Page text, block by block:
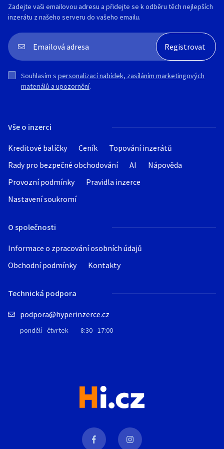
Harmonie kruhů - nadčasová elegance
inspirovaná krásou tvarů a přírody.
Materiál : kvalitní bižuterní slitina ve
zlatém provedení, smaltované prvky
🛒👉 www.ruzne-darky.cz
✨ Lehká, pohodlná a výrazná zároveň
Materiál : kvalitní bižuterní slitina ve
zlatém provedení, smaltované prvky v
jemných pastelových odstínech
🛒👉 www.ruzne-darky.cz
Vše o inzerci
Kreditové balíčky Ceník
Topování inzerátů
Rady pro bezpečné obchodování
AI
Nápověda
Provozní podmínky
Pravidla inzerce
Nastavení soukromí
O společnosti
Informace o zpracování osobních údajů
Obchodní podmínky
Kontakty
Technická podpora
podpora@hyperinzerce.cz
pondělí - čtvrtek 8:30 - 17:00
Zadejte vaši emailovou adresu a přidejte se k odběru těch nejlepších
inzerátu z našeho serveru do vašeho emailu.
Souhlasím s personalizací nabídek, zasíláním marketingových
materiálů a upozornění.